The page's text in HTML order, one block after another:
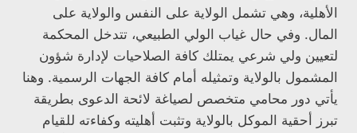
الأهلية، وهي تشمل الولاية على النفس والولاية على
المال. وفي حال غياب الولي الطبيعي، تتدخل المحكمة
لتعيين ولي شرعي يمتلك كافة الصلاحيات لإدارة شؤون
المشمول بالولاية وتمثيله أمام كافة الجهات الرسمية. وهنا
يأتي دور محامي متخصص لصياغة لائحة الدعوى بطريقة
تبرز أحقية الموكل بالولاية وتثبت أهليته وكفاءته للقيام